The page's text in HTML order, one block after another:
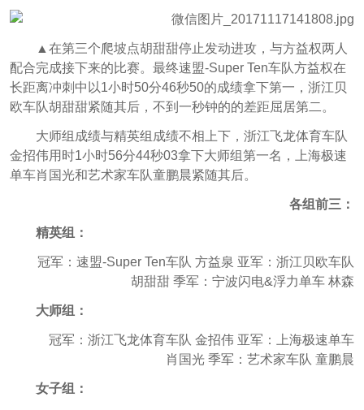
▲在第三个爬坡点胡甜甜停止发动进攻，与方益权两人
配合完成接下来的比赛。最终速盟-Super Ten车队方益权在
长距离冲刺中以1小时50分46秒50的成绩拿下第一，浙江贝
欧车队胡甜甜紧随其后，不到一秒钟的的差距屈居第二。
大师组成绩与精英组成绩不相上下，浙江飞龙体育车队
金招伟用时1小时56分44秒03拿下大师组第一名，上海极速
单车肖国光和艺术家车队童鹏晨紧随其后。
各组前三：
精英组：
冠军：速盟-Super Ten车队 方益泉 亚军：浙江贝欧车队
胡甜甜 季军：宁波闪电&浮力单车 林森
大师组：
冠军：浙江飞龙体育车队 金招伟 亚军：上海极速单车
肖国光 季军：艺术家车队 童鹏晨
女子组：